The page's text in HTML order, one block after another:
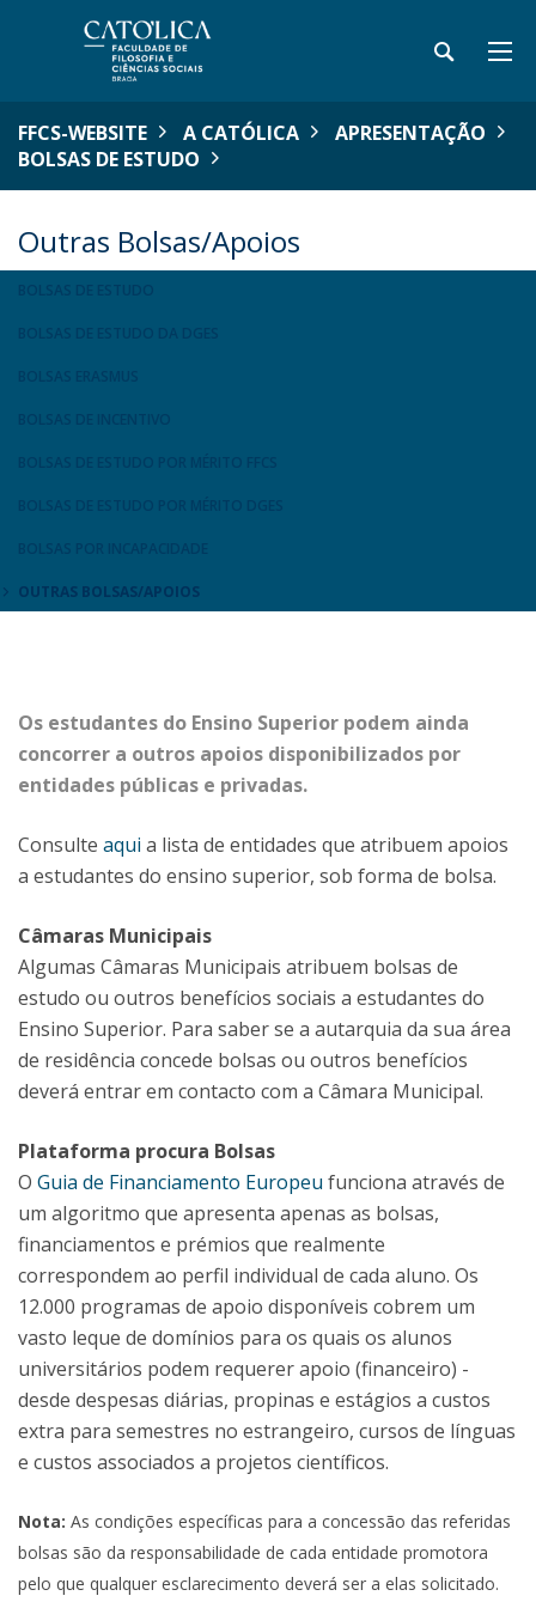
FFCS-WEBSITE A CATÓLICA
APRESENTAÇÃO
BOLSAS DE ESTUDO
Outras Bolsas/Apoios
OUTRAS BOLSAS/APOIOS
Os estudantes do Ensino Superior podem ainda
concorrer a outros apoios disponibilizados por
entidades públicas e privadas.
Consulte aqui a lista de entidades que atribuem apoios
a estudantes do ensino superior, sob forma de bolsa.
Câmaras Municipais
Algumas Câmaras Municipais atribuem bolsas de
estudo ou outros benefícios sociais a estudantes do
Ensino Superior. Para saber se a autarquia da sua área
de residência concede bolsas ou outros benefícios
deverá entrar em contacto com a Câmara Municipal.
Plataforma procura Bolsas
O Guia de Financiamento Europeu funciona através de
um algoritmo que apresenta apenas as bolsas,
financiamentos e prémios que realmente
correspondem ao perfil individual de cada aluno. Os
12.000 programas de apoio disponíveis cobrem um
vasto leque de domínios para os quais os alunos
universitários podem requerer apoio (financeiro) -
desde despesas diárias, propinas e estágios a custos
extra para semestres no estrangeiro, cursos de línguas
e custos associados a projetos científicos.
Nota: As condições específicas para a concessão das referidas
bolsas são da responsabilidade de cada entidade promotora
pelo que qualquer esclarecimento deverá ser a elas solicitado.